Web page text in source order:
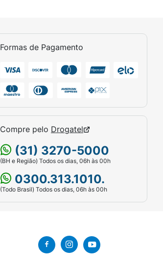
Formas de Pagamento
Compre pelo Drogatel
(31) 3270-5000
(BH e Região) Todos os dias, 06h às 00h
0300.313.1010.
(Todo Brasil) Todos os dias, 06h às 00h